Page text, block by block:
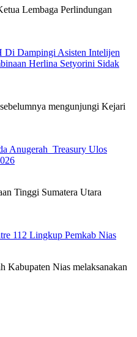
Lembaga Perlindungan
Dampingi Asisten Intelijen
Herlina Setyorini Sidak
mengunjungi Kejari
Anugerah Treasury Ulos
Tinggi Sumatera Utara
112 Lingkup Pemkab Nias
Kabupaten Nias melaksanakan